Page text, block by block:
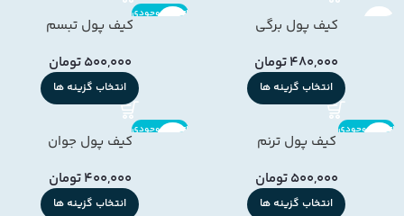
کیف پول برگی
480,000تومان
انتخاب گزینه ها
اتمام موجودی
کیف پول تبسم
500,000تومان
انتخاب گزینه ها
اتمام موجودی
کیف پول ترنم
500,000تومان
انتخاب گزینه ها
اتمام موجودی
کیف پول جوان
400,000تومان
انتخاب گزینه ها